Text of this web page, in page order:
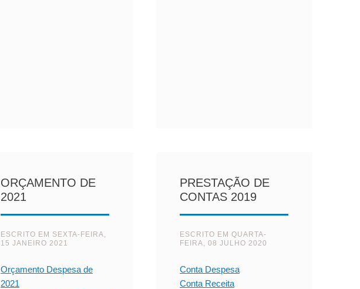
ORÇAMENTO DE
2021
ESCRITO EM SEXTA-FEIRA,
15 JANEIRO 2021
Orçamento Despesa de
2021
PRESTAÇÃO DE
CONTAS 2019
ESCRITO EM QUARTA-
FEIRA, 08 JULHO 2020
Conta Despesa
Conta Receita